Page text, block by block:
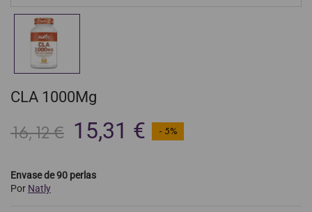
CLA 1000Mg
16,12 € 15,31 € - 5%
Envase de 90 perlas
Por Natly